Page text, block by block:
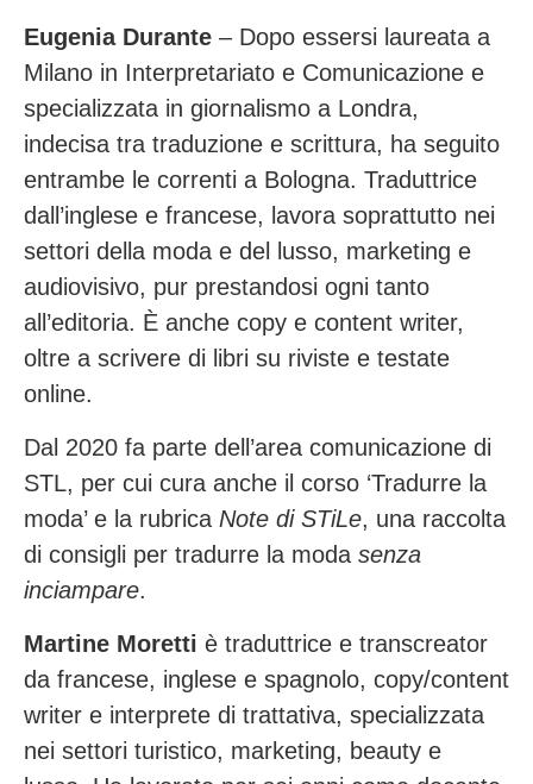
Eugenia Durante – Dopo essersi laureata a
Milano in Interpretariato e Comunicazione e
specializzata in giornalismo a Londra,
indecisa tra traduzione e scrittura, ha seguito
entrambe le correnti a Bologna. Traduttrice
dall’inglese e francese, lavora soprattutto nei
settori della moda e del lusso, marketing e
audiovisivo, pur prestandosi ogni tanto
all’editoria. È anche copy e content writer,
oltre a scrivere di libri su riviste e testate
online.
Dal 2020 fa parte dell’area comunicazione di
STL, per cui cura anche il corso ‘Tradurre la
moda’ e la rubrica Note di STiLe, una raccolta
di consigli per tradurre la moda senza
inciampare.
Martine Moretti è traduttrice e transcreator
da francese, inglese e spagnolo, copy/content
writer e interprete di trattativa, specializzata
nei settori turistico, marketing, beauty e